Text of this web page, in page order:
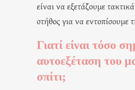
είναι να εξετάζουμε
στήθος για να εντοπίσουμε
Γιατί είναι τόσο
αυτοεξέταση του
σπίτι;